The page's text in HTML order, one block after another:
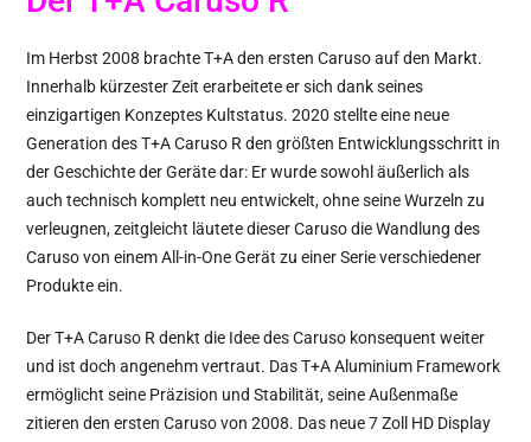
Im Herbst 2008 brachte T+A den ersten Caruso auf den Markt.
Innerhalb kürzester Zeit erarbeitete er sich dank seines
einzigartigen Konzeptes Kultstatus. 2020 stellte eine neue
Generation des T+A Caruso R den größten Entwicklungsschritt in
der Geschichte der Geräte dar: Er wurde sowohl äußerlich als
auch technisch komplett neu entwickelt, ohne seine Wurzeln zu
verleugnen, zeitgleicht läutete dieser Caruso die Wandlung des
Caruso von einem All-in-One Gerät zu einer Serie verschiedener
Produkte ein.
Der T+A Caruso R denkt die Idee des Caruso konsequent weiter
und ist doch angenehm vertraut. Das T+A Aluminium Framework
ermöglicht seine Präzision und Stabilität, seine Außenmaße
zitieren den ersten Caruso von 2008. Das neue 7 Zoll HD Display